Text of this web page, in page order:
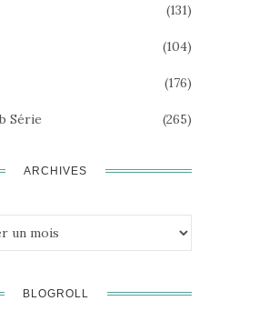
(131)
(104)
(176)
Série (265)
ARCHIVES
BLOGROLL